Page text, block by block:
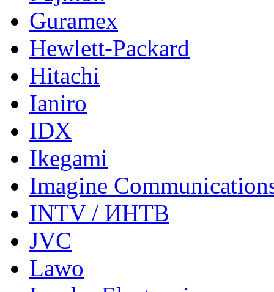
Guramex
Hewlett-Packard
Hitachi
Ianiro
IDX
Ikegami
Imagine
INTV / ИНТВ
JVC
Lawo